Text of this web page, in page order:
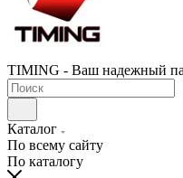
TIMING - Ваш надежный
Каталог
По всему сайту
По каталогу